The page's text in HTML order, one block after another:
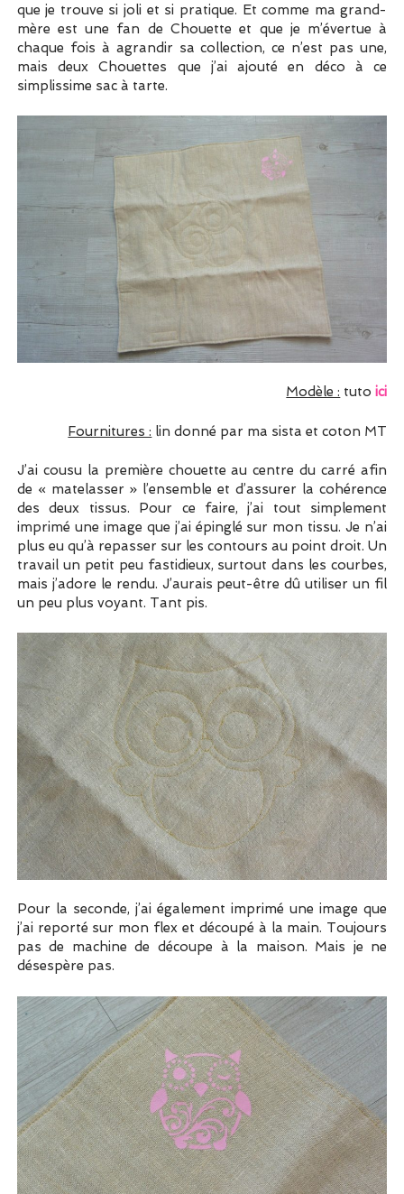
que je trouve si joli et si pratique. Et comme ma grand-
mère est une fan de Chouette et que je m’évertue à
chaque fois à agrandir sa collection, ce n’est pas une,
mais deux Chouettes que j’ai ajouté en déco à ce
simplissime sac à tarte.
Modèle : tutoici
Fournitures : lin donné par ma sista et coton MT
J’ai cousu la première chouette au centre du carré afin
de « matelasser » l’ensemble et d’assurer la cohérence
des deux tissus. Pour ce faire, j’ai tout simplement
imprimé une image que j’ai épinglé sur mon tissu. Je n’ai
plus eu qu’à repasser sur les contours au point droit. Un
travail un petit peu fastidieux, surtout dans les courbes,
mais j’adore le rendu. J’aurais peut-être dû utiliser un fil
un peu plus voyant. Tant pis.
Pour la seconde, j’ai également imprimé une image que
j’ai reporté sur mon flex et découpé à la main. Toujours
pas de machine de découpe à la maison. Mais je ne
désespère pas.